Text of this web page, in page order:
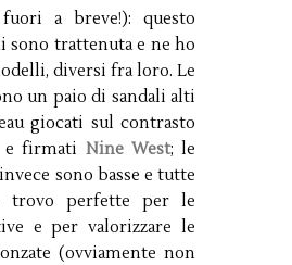
a breve!): questo
sono trattenuta e ne ho
diversi fra loro. Le
un paio di sandali alti
giocati sul contrasto
e firmati Nine West; le
sono basse e tutte
trovo perfette per le
e per valorizzare le
(ovviamente non